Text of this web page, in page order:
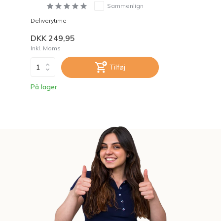
Sammenlign
Deliverytime
DKK 249,95
Inkl. Moms
Tilføj
På lager